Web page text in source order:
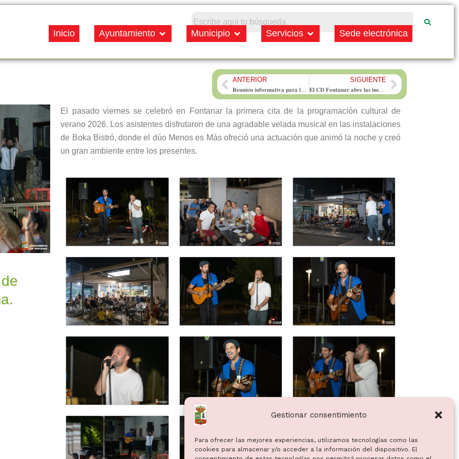
Gestionar consentimiento
Para ofrecer las mejores experiencias, utilizamos tecnologías como las
cookies para almacenar y/o acceder a la información del dispositivo. El
Inicio Ayuntamiento Open Ayuntamiento
Municipio Open Municipio
Servicios Open ServiciosSede electrónica
PrevANTERIOR
𝐑𝐞𝐮𝐧𝐢𝐨́𝐧 𝐢𝐧𝐟𝐨𝐫𝐦𝐚𝐭𝐢𝐯𝐚 𝐩𝐚𝐫𝐚 𝐥𝐚𝐬 𝐟𝐚𝐦𝐢𝐥𝐢𝐚𝐬 𝐝𝐞𝐥 𝐧𝐮𝐞𝐯𝐨 𝐚𝐥𝐮𝐦𝐧𝐚𝐝𝐨 𝐝𝐞 𝟑 𝐚𝐧̃𝐨𝐬 𝐝𝐞𝐥 𝐂𝐄𝐈𝐏 𝐕𝐢𝐫𝐠𝐞𝐧 𝐝𝐞 𝐥𝐚 𝐒𝐨𝐥𝐞𝐝𝐚𝐝
SIGUIENTENext
El pasado viernes se celebró en Fontanar la primera cita de la programación cultural de
verano 2026. Los asistentes disfrutaron de una agradable velada musical en las instalaciones
de Boka Bistró, donde el dúo Menos es Más ofreció una actuación que animó la noche y creó
un gran ambiente entre los presentes.